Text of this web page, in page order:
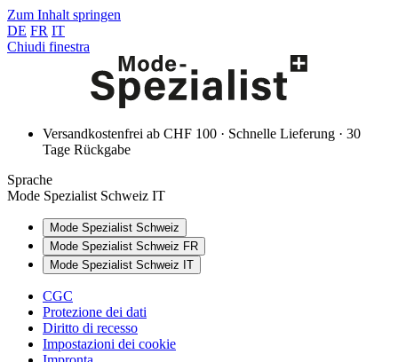
Zum Inhalt springen
DE FR IT
Chiudi finestra
Versandkostenfrei ab CHF 100 · Schnelle Lieferung · 30
Tage Rückgabe
Sprache
Mode Spezialist Schweiz IT
Mode Spezialist Schweiz
Mode Spezialist Schweiz FR
Mode Spezialist Schweiz IT
CGC
Protezione dei dati
Diritto di recesso
Impostazioni dei cookie